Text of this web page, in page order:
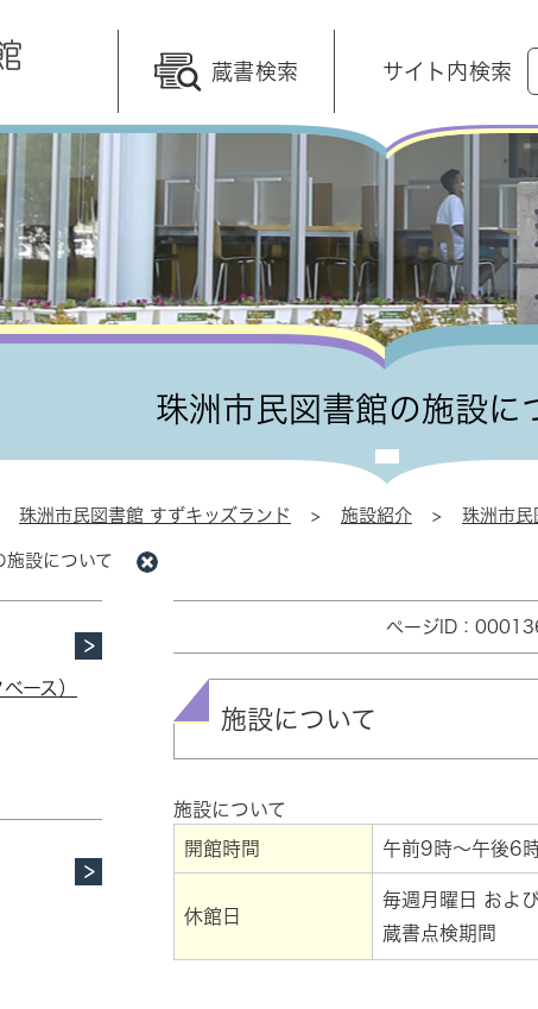
蔵書検索 サイト内検索
o
g
l
珠洲市民図書館の施設に
珠洲市民図書館 すずキッズランド > 施設紹介 > 珠洲市民
施設について
ページID：
施設について
施設について
開館時間 午前9時～午後6
休館日
毎週月曜日 およ
蔵書点検期間
ース）